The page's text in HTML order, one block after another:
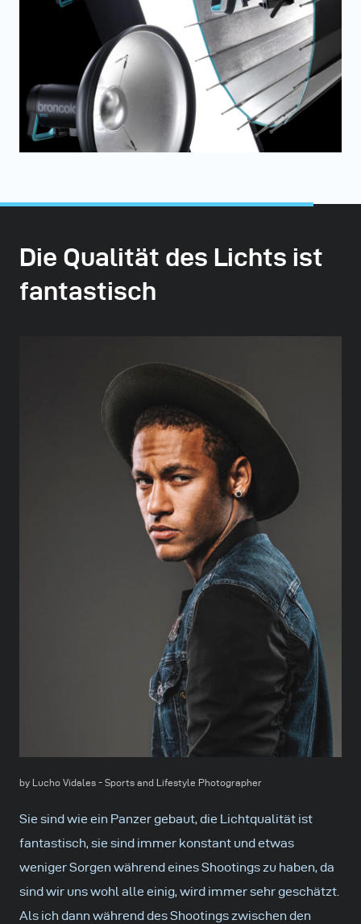
Die Qualität des Lichts ist
fantastisch
by Lucho Vidales - Sports and Lifestyle Photographer
Sie sind wie ein Panzer gebaut, die Lichtqualität ist
fantastisch, sie sind immer konstant und etwas
weniger Sorgen während eines Shootings zu haben, da
sind wir uns wohl alle einig, wird immer sehr geschätzt.
Als ich dann während des Shootings zwischen den